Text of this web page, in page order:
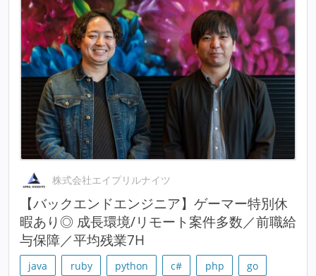
株式会社エイプリルナイツ
【バックエンドエンジニア】ゲーマー特別休
暇あり◎ 成長環境/リモート案件多数／前職給
与保障／平均残業7H
java ruby python c# php
go